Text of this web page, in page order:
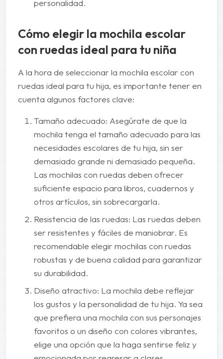
personalidad.
Cómo elegir la mochila escolar
con ruedas ideal para tu niña
A la hora de seleccionar la mochila escolar con
ruedas ideal para tu hija, es importante tener en
cuenta algunos factores clave:
Tamaño adecuado: Asegúrate de que la
mochila tenga el tamaño adecuado para las
necesidades escolares de tu hija, sin ser
demasiado grande ni demasiado pequeña.
Las mochilas con ruedas deben ofrecer
suficiente espacio para libros, cuadernos y
otros artículos, sin sobrecargarla.
Resistencia de las ruedas: Las ruedas deben
ser resistentes y fáciles de maniobrar. Es
recomendable elegir mochilas con ruedas
robustas y de buena calidad para garantizar
su durabilidad.
Diseño atractivo: La mochila debe reflejar
los gustos y la personalidad de tu hija. Ya sea
que prefiera una mochila con sus personajes
favoritos o un diseño con colores vibrantes,
elige una opción que la haga sentirse feliz y